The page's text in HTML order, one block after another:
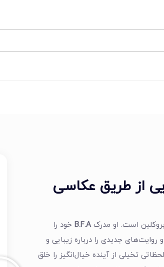
از طریق عکاسی
B.F.A
خود را
روایت‌های جدیدی را درباره زیبایی و
تخیلی از آینده خیال‌انگیز را خلق